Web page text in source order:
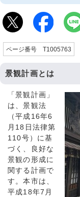
ページ番号 T1005763
景観計画とは
「景観計画」
は、景観法
（平成16年6
月18日法律第
110号）に基
づく、良好な
景観の形成に
関する計画で
す。本市は、
平成18年7月